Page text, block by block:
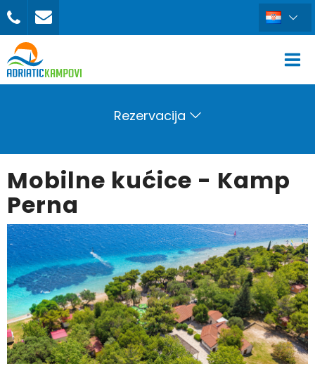
Rezervacija
REZERVIRAJ
POŠALJI UPIT
Mobilne kućice - Kamp
Perna